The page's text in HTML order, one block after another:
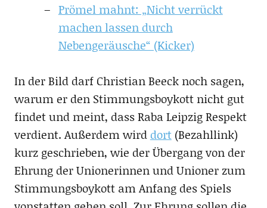
Prömel mahnt: „Nicht verrückt
machen lassen durch
Nebengeräusche“ (Kicker)
In der Bild darf Christian Beeck noch sagen,
warum er den Stimmungsboykott nicht gut
findet und meint, dass Raba Leipzig Respekt
verdient. Außerdem wird dort(Bezahllink)
kurz geschrieben, wie der Übergang von der
Ehrung der Unionerinnen und Unioner zum
Stimmungsboykott am Anfang des Spiels